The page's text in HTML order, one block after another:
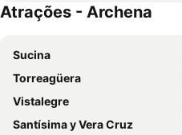
Sercotel Amistad Murcia
B&B HOTEL Cieza
Hotel Balneario De Alceda
CASA CERCANA LA CASA de LA ALEGRIA
Archybal Apartamentos Turísticos
Atrações - Archena
Sucina
Torreagüera
Vistalegre
Santísima y Vera Cruz